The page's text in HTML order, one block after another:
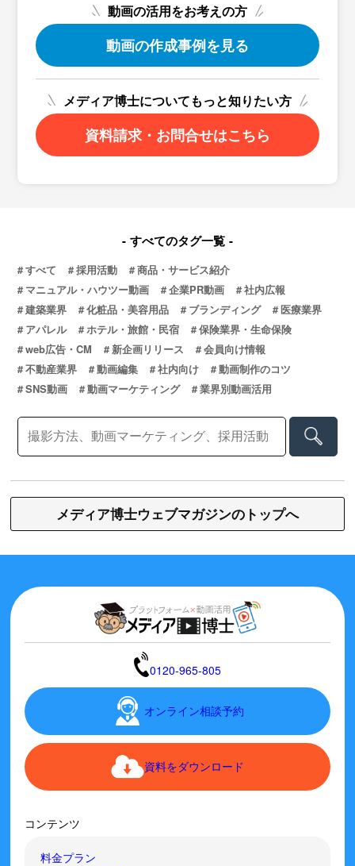
動画の活用をお考えの方
動画の作成事例を見る
メディア博士についてもっと知りたい方
資料請求・お問合せはこちら
すべてのタグ一覧
すべて 採用活動
商品・サービス紹介
マニュアル・ハウツー動画
企業PR動画
社内広報
建築業界
化粧品・美容用品 ブランディング
医療業界
アパレル
ホテル・旅館・民宿
保険業界・生命保険
web広告・CM
新企画リリース
会員向け情報
不動産業界
動画編集 社内向け
動画制作のコツ
SNS動画
動画マーケティング 業界別動画活用
メディア博士ウェブマガジンのトップへ
0120-965-805
オンライン相談予約
資料をダウンロード
コンテンツ
料金プラン